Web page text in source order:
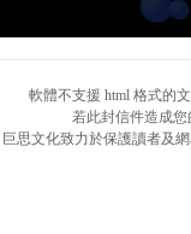
軟體不支援 html 格式的
若此封信件造成您
巨思文化致力於保護讀者及